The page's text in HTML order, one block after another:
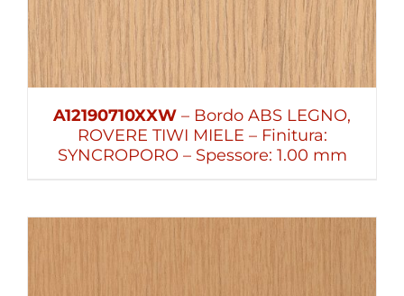
A12190710XXW – Bordo ABS LEGNO,
ROVERE TIWI MIELE – Finitura:
SYNCROPORO – Spessore: 1.00 mm